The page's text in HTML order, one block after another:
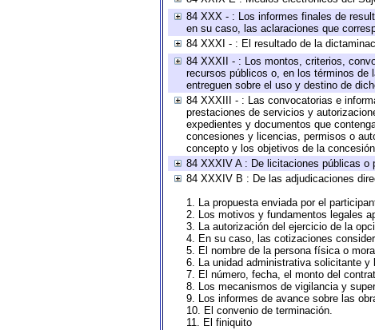
84 XXX - : Los informes finales de
en su caso, las aclaraciones que
84 XXXI - : El resultado de la
84 XXXII - : Los montos, criterios,
recursos públicos o, en los términos de
entreguen sobre el uso y destino de
84 XXXIII - : Las convocatorias e
prestaciones de servicios y
expedientes y documentos que
concesiones y licencias, permisos o
concepto y los objetivos de la
84 XXXIV A : De licitaciones públicas o
84 XXXIV B : De las adjudicaciones
1. La propuesta enviada por el
2. Los motivos y fundamentos legales
3. La autorización del ejercicio de la
4. En su caso, las cotizaciones
5. El nombre de la persona física o
6. La unidad administrativa solicitante y
7. El número, fecha, el monto del
8. Los mecanismos de vigilancia y
9. Los informes de avance sobre las
10. El convenio de terminación.
11. El finiquito